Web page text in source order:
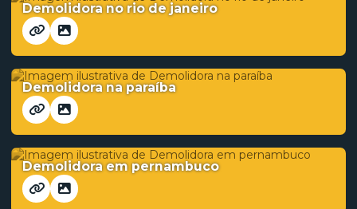
Demolidora no rio de janeiro
Demolidora na paraíba
Demolidora em pernambuco